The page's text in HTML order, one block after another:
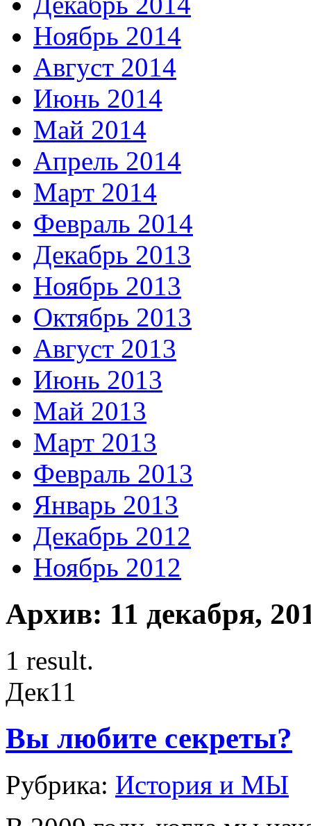
Ноябрь 2014
Август 2014
Июнь 2014
Май 2014
Апрель 2014
Март 2014
Февраль 2014
Декабрь 2013
Ноябрь 2013
Октябрь 2013
Август 2013
Июнь 2013
Май 2013
Март 2013
Февраль 2013
Январь 2013
Декабрь 2012
Ноябрь 2012
Архив: 11 декабря,
1 result.
Дек11
Вы любите секреты?
Рубрика: История и МЫ